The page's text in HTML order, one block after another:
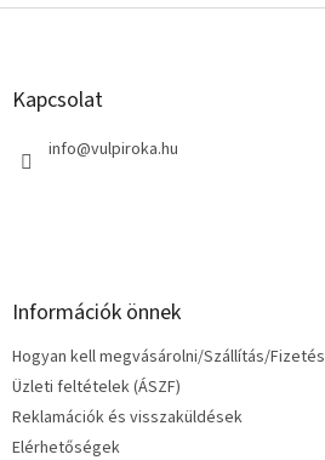
L
Kapcsolat
info@vulpiroka.hu
Információk önnek
Hogyan kell megvásárolni/Szállítás/Fizetés
Üzleti feltételek (ÁSZF)
Reklamációk és visszaküldések
Elérhetőségek